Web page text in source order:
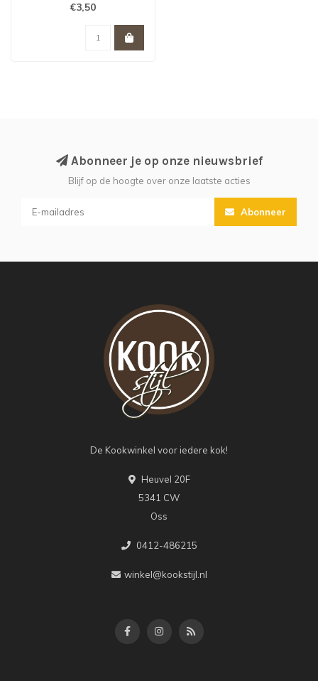
€3,50
Abonneer je op onze nieuwsbrief
Blijf op de hoogte over onze laatste acties
Abonneer
De Kookwinkel voor iedere kok!
Heuvel 20F
5341 CW
Oss
0412-486215
winkel@kookstijl.nl